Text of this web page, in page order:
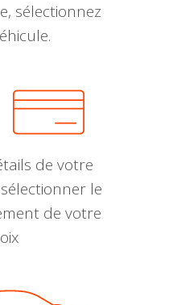
sélectionnez
de votre
le
de votre